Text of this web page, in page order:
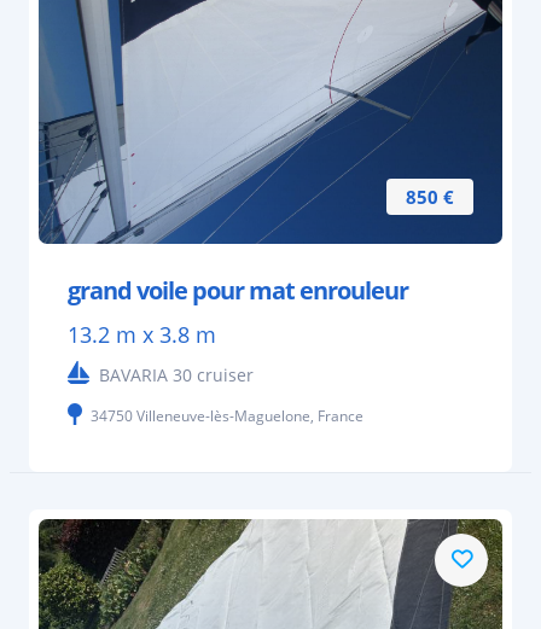
850 €
grand voile pour mat enrouleur
13.2 m x 3.8 m
BAVARIA 30 cruiser
34750 Villeneuve-lès-Maguelone, France